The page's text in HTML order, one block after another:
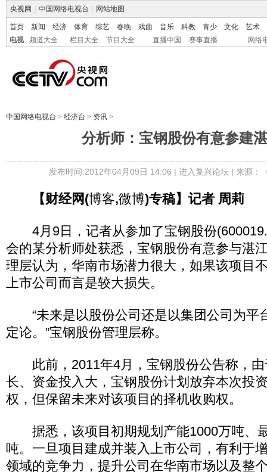
央视网 中国网络电视台 网站地图
首页 新闻 经济 体育 综艺 春晚 戏曲 音乐 科教 青少 文化
艺术
电视
频道大全 栏目大全 节目大全 直播中国 赛事直播 网络
中国网络电视台 > 经济台 > 资讯 >
分析师：宝钢股份有意参建
发布时间:2012年04月09日 14:06 | 进入复兴论坛| 来源：
【财经网(博客,微博)专稿】记者 周莉
4月9日，记者从参加了宝钢股份
会的某分析师处获悉，宝钢股份有意参与湛
理层认为，华南市场潜力很大，如果该项目
上市公司而言是较大损失。
“未来是以股份公司还是以集团公司为平
定论。”宝钢股份管理层称。
此前，2011年4月，宝钢股份公告称，由
长、资金投入大，宝钢股份计划放弃本次投
权，但保留未来对该项目的择机收购权。
据悉，该项目初期规划产能1000万吨、
吨。一旦项目建成并装入上市公司，有利于
领域的竞争力，提升公司在华南市场以及整